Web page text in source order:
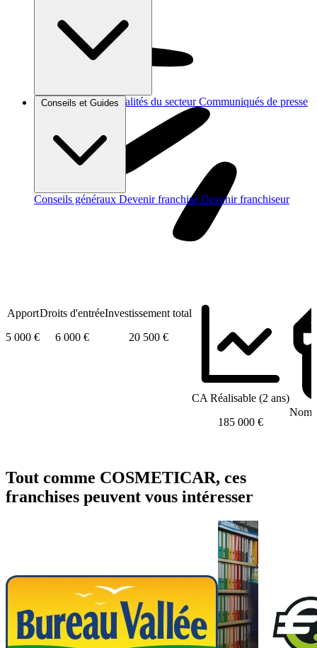
Brèves et actus Actualités du secteur Communiqués de presse
Conseils et Guides
Conseils généraux Devenir franchisé Devenir franchiseur
Apport
5 000 €
Droits d'entrée
6 000 €
Investissement total
20 500 €
CA Réalisable (2 ans)
185 000 €
Tout comme COSMETICAR, ces
franchises peuvent vous intéresser